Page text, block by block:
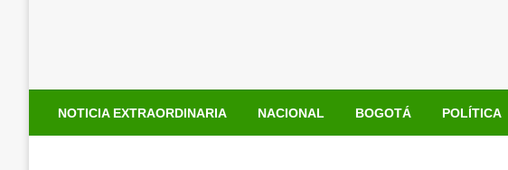
NOTICIA EXTRAORDINARIA NACIONAL BOGOTÁ POLÍTICA